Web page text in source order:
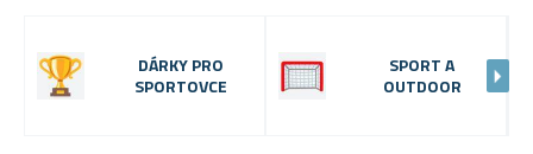
DÁRKY PRO
SPORTOVCE
SPORT A
OUTDOOR